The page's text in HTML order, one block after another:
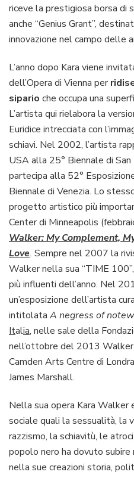
riceve la prestigiosa borsa di
anche “Genius Grant”,
innovazione nel campo delle
L’anno dopo Kara viene
dell’Opera di Vienna per
sipario che occupa una
L’artista qui rielabora la
Euridice intrecciata con
schiavi. Nel 2002, l’artista
USA alla 25° Biennale di
partecipa alla 52°
Biennale di Venezia. Lo
progetto artistico più
Center di Minneapolis
Walker: My Complement,
Love. Sempre nel 2007 la
Walker nella sua “TIME
più influenti dell’anno. Nel
un’esposizione dell’artista
intitolata A negress of
Italia, nelle sale della
nell’ottobre del 2013
Camden Arts Centre di
James Marshall.
Nella sua opera Kara
sociale quali la sessualità, la
razzismo, la schiavitù, le
popolo nero ha dovuto subire
nella sue creazioni storia,